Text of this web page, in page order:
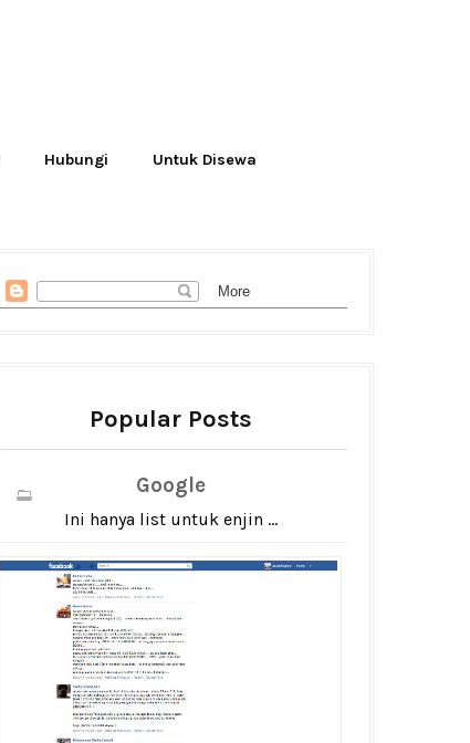
Hubungi Untuk Disewa
Popular Posts
Google
Ini hanya list untuk enjin ...